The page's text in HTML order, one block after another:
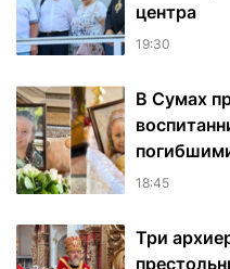
центра
19:30
В Сумах
18:45
Три